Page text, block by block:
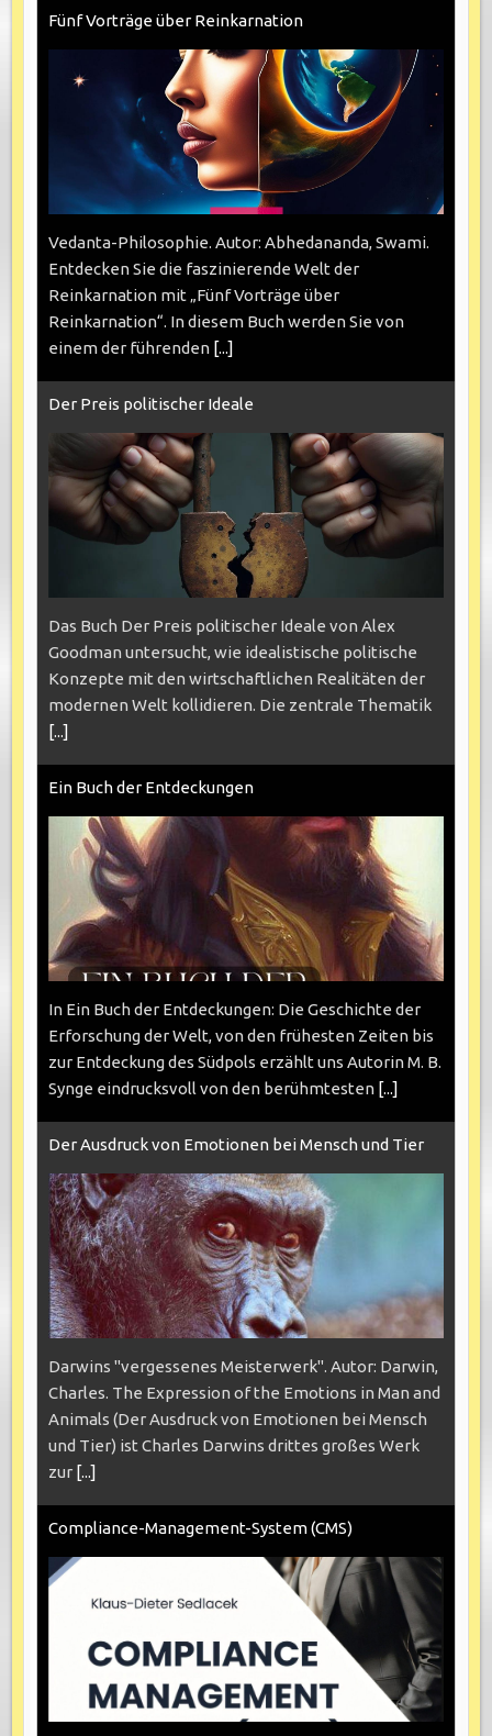
Fünf Vorträge über Reinkarnation
Vedanta-Philosophie. Autor: Abhedananda, Swami.
Entdecken Sie die faszinierende Welt der
Reinkarnation mit „Fünf Vorträge über
Reinkarnation“. In diesem Buch werden Sie von
einem der führenden [...]
Der Preis politischer Ideale
Das Buch Der Preis politischer Ideale von Alex
Goodman untersucht, wie idealistische politische
Konzepte mit den wirtschaftlichen Realitäten der
modernen Welt kollidieren. Die zentrale Thematik
[...]
Ein Buch der Entdeckungen
In Ein Buch der Entdeckungen: Die Geschichte der
Erforschung der Welt, von den frühesten Zeiten bis
zur Entdeckung des Südpols erzählt uns Autorin M. B.
Synge eindrucksvoll von den berühmtesten [...]
Der Ausdruck von Emotionen bei Mensch und Tier
Darwins "vergessenes Meisterwerk". Autor: Darwin,
Charles. The Expression of the Emotions in Man and
Animals (Der Ausdruck von Emotionen bei Mensch
und Tier) ist Charles Darwins drittes großes Werk
zur [...]
Compliance-Management-System (CMS)